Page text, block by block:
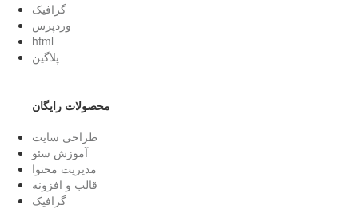
گرافیک
وردپرس
html
پلاگین
محصولات رایگان
طراحی سایت
آموزش سئو
مدیریت محتوا
قالب و افزونه
گرافیک